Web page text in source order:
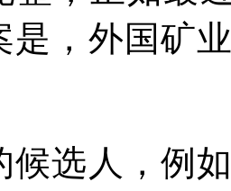
是，外国矿
候选人，例